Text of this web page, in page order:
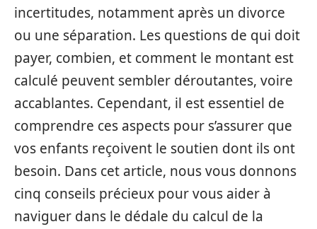
incertitudes, notamment après un divorce
ou une séparation. Les questions de qui doit
payer, combien, et comment le montant est
calculé peuvent sembler déroutantes, voire
accablantes. Cependant, il est essentiel de
comprendre ces aspects pour s’assurer que
vos enfants reçoivent le soutien dont ils ont
besoin. Dans cet article, nous vous donnons
cinq conseils précieux pour vous aider à
naviguer dans le dédale du calcul de la